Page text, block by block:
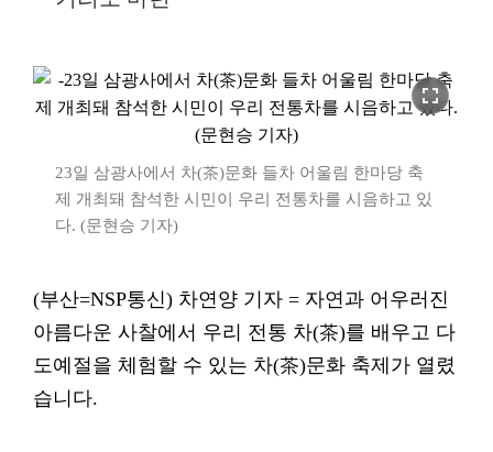
fullscreen
23일 삼광사에서 차(茶)문화 들차 어울림 한마당 축
제 개최돼 참석한 시민이 우리 전통차를 시음하고 있
다. (문현승 기자)
(부산=NSP통신) 차연양 기자 = 자연과 어우러진
아름다운 사찰에서 우리 전통 차(茶)를 배우고 다
도예절을 체험할 수 있는 차(茶)문화 축제가 열렸
습니다.